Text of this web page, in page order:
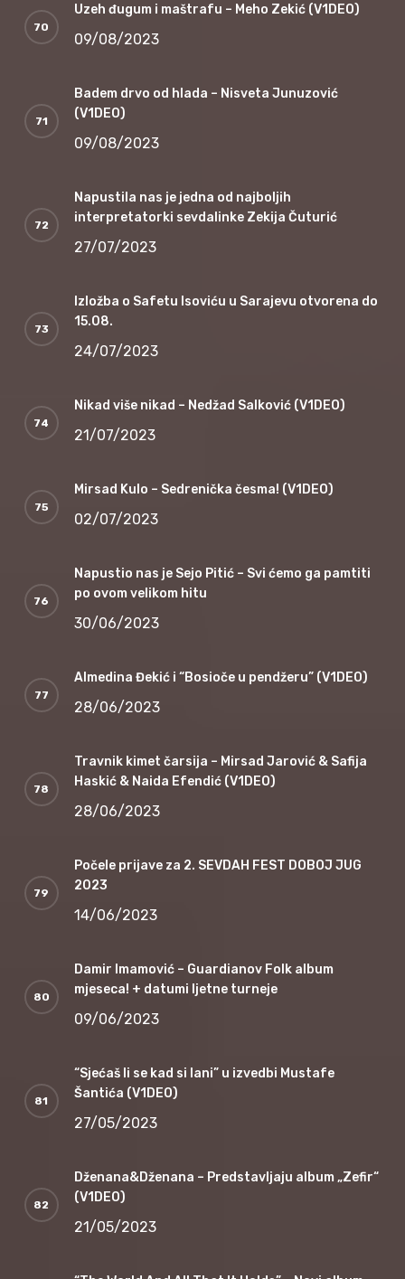
Uzeh đugum i maštrafu – Meho Zekić (V1DEO)
09/08/2023
Badem drvo od hlada – Nisveta Junuzović
(V1DEO)
09/08/2023
Napustila nas je jedna od najboljih
interpretatorki sevdalinke Zekija Čuturić
27/07/2023
Izložba o Safetu Isoviću u Sarajevu otvorena do
15.08.
24/07/2023
Nikad više nikad – Nedžad Salković (V1DEO)
21/07/2023
Mirsad Kulo – Sedrenička česma! (V1DEO)
02/07/2023
Napustio nas je Sejo Pitić – Svi ćemo ga pamtiti
po ovom velikom hitu
30/06/2023
Almedina Đekić i “Bosioče u pendžeru” (V1DEO)
28/06/2023
Travnik kimet čarsija – Mirsad Jarović & Safija
Haskić & Naida Efendić (V1DEO)
28/06/2023
Počele prijave za 2. SEVDAH FEST DOBOJ JUG
2023
14/06/2023
Damir Imamović – Guardianov Folk album
mjeseca! + datumi ljetne turneje
09/06/2023
“Sjećaš li se kad si lani” u izvedbi Mustafe
Šantića (V1DEO)
27/05/2023
Dženana&Dženana – Predstavljaju album „Zefir“
(V1DEO)
21/05/2023